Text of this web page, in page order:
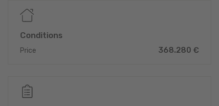
Prix d'un emplacement intérieur: EUR 27.500,- HTVA
de surface habitable + terrasse de 6.7 m² situé au 2ème étage :
hall d'entrée; séjour avec salle à manger et cuisine ouverte de
Prix app. C7 avec empl. int. HTVA : EUR 395.780,-
Conditions
Price 368.280 €